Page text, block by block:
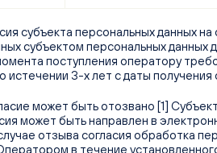
сотрудников, либо с
передачи полученных
субъекта персональных данных
субъектом персональных данных
поступления оператору
истечении 3-х лет с даты получения
может быть отозвано [1]
может быть направлен в
отзыва согласия обработка
в течение